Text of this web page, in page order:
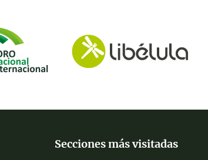
Secciones más visitadas